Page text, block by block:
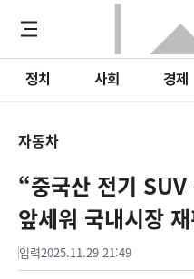
정치 사회 경제
자동차
“중국산 전기
앞세워 국내시장
입력2025.11.29 21:49